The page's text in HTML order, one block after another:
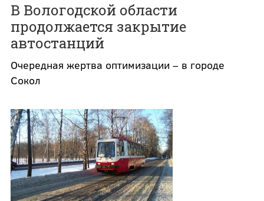
В Вологодской области
продолжается закрытие
автостанций
Очередная жертва оптимизации – в городе
Сокол